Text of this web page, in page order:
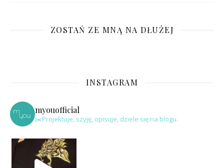
ZOSTAŃ ZE MNĄ NA DŁUŻEJ
INSTAGRAM
myouofficial
✂️Projektuje, szyję, opisuje, dziele się na blogu.